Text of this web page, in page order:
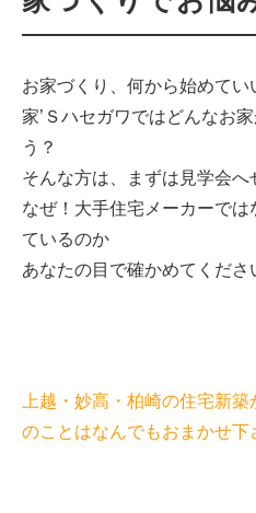
お家づくり、何から始めて
家’Ｓハセガワではどんなお
う？
そんな方は、まずは見学会へ
なぜ！大手住宅メーカーで
ているのか
あなたの目で確かめてくださ
上越・妙高・柏崎の住宅新
のことはなんでもおまかせ下